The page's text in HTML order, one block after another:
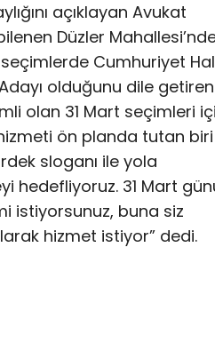
açıklayan Avukat
Düzler
seçimlerde Cumhuriyet
olduğunu dile getiren
olan 31 Mart seçimleri
ön planda tutan biri
sloganı ile yola
hedefliyoruz. 31 Mart
istiyorsunuz, buna siz
hizmet istiyor” dedi.